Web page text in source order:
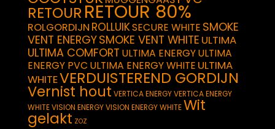
RETOUR RETOUR 80%
ROLGORDIJN ROLLUIKSECURE WHITE SMOKE
VENT ENERGYSMOKE VENT WHITE ULTIMA
ULTIMA COMFORT ULTIMA ENERGYULTIMA
ENERGY PVC ULTIMA ENERGY WHITE ULTIMA
WHITEVERDUISTEREND GORDIJN
Vernist hout VERTICA ENERGYVERTICA ENERGY
WHITEVISION ENERGYVISION ENERGY WHITEWit
gelakt ZOZ